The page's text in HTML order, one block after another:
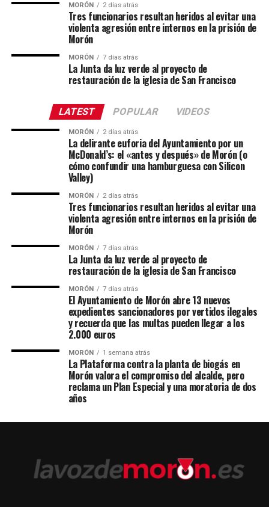
MORÓN 2 días atrás
Tres funcionarios resultan heridos al evitar una
violenta agresión entre internos en la prisión de
Morón
MORÓN 7 días atrás
La Junta da luz verde al proyecto de
restauración de la iglesia de San Francisco
LATEST POPULAR VIDEOS
MORÓN 2 días atrás
La delirante euforia del Ayuntamiento por un
McDonald’s: el «antes y después» de Morón (o
cómo confundir una hamburguesa con Silicon
Valley)
MORÓN 2 días atrás
Tres funcionarios resultan heridos al evitar una
violenta agresión entre internos en la prisión de
Morón
MORÓN 7 días atrás
La Junta da luz verde al proyecto de
restauración de la iglesia de San Francisco
MORÓN 7 días atrás
El Ayuntamiento de Morón abre 13 nuevos
expedientes sancionadores por vertidos ilegales
y recuerda que las multas pueden llegar a los
2.000 euros
MORÓN 1 semana atrás
La Plataforma contra la planta de biogás en
Morón valora el compromiso del alcalde, pero
reclama un Plan Especial y una moratoria de dos
años